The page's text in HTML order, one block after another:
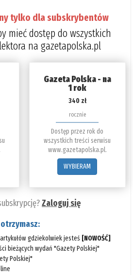
tylko dla subskrybentów
mieć dostęp do wszystkich
na gazetapolska.pl
Gazeta Polska - na
1 rok
340 zł
rocznie
Dostęp przez rok do
wszystkich treści serwisu
www.gazetapolska.pl.
WYBIERAM
Zaloguj się
gdziekolwiek jesteś [NOWOŚĆ]
bieżących wydań "Gazety Polskiej"
Polskiej"